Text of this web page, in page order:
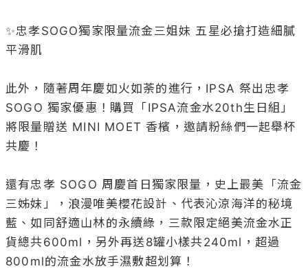
✨忠孝SOGO獨家限量流金三姐妹 五星必搶打造細膩
平滑肌
此外，隨著周年慶如火如荼的進行，IPSA 祭出忠孝
SOGO 獨家優惠！購買「IPSA流金水20th生日組」
將限量贈送 MINI MOET 香檳，邀請粉絲們一起舉杯
共慶！
還有忠孝 SOGO 周慶首日獨家限量，史上最美「流金
三姊妹」，浪漫唯美櫻花設計、代表沁涼海洋的秘境
藍、如同舒適山林的永續綠，三款限定絕美流金水正
貨總共600ml，另外再送8罐小樣共240ml，超過
800ml的流金水放手濕敷超划算！